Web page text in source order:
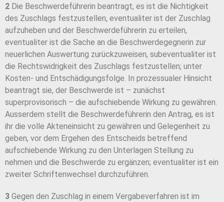
2 Die Beschwerdeführerin beantragt, es ist die Nichtigkeit
des Zuschlags festzustellen, eventualiter ist der Zuschlag
aufzuheben und der Beschwerdeführerin zu erteilen,
eventualiter ist die Sache an die Beschwerdegegnerin zur
neuerlichen Auswertung zurückzuweisen, subeventualiter ist
die Rechtswidrigkeit des Zuschlags festzustellen; unter
Kosten- und Entschädigungsfolge. In prozessualer Hinsicht
beantragt sie, der Beschwerde ist – zunächst
superprovisorisch – die aufschiebende Wirkung zu gewähren.
Ausserdem stellt die Beschwerdeführerin den Antrag, es ist
ihr die volle Akteneinsicht zu gewähren und Gelegenheit zu
geben, vor dem Ergehen des Entscheids betreffend
aufschiebende Wirkung zu den Unterlagen Stellung zu
nehmen und die Beschwerde zu ergänzen; eventualiter ist ein
zweiter Schriftenwechsel durchzuführen.
3 Gegen den Zuschlag in einem Vergabeverfahren ist im